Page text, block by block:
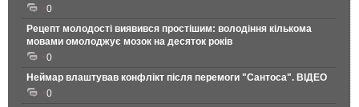
0
Рецепт молодості виявився простішим: володіння кількома
мовами омолоджує мозок на десяток років
0
Неймар влаштував конфлікт після перемоги "Сантоса". ВІДЕО
0